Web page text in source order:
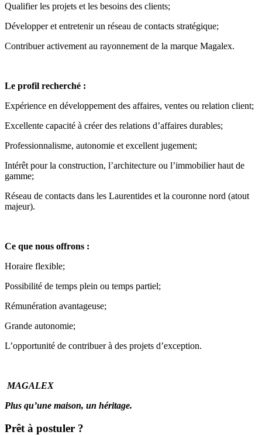
Qualifier les projets et les besoins des clients;
Développer et entretenir un réseau de contacts stratégique;
Contribuer activement au rayonnement de la marque Magalex.
Le profil recherché :
Expérience en développement des affaires, ventes ou relation client;
Excellente capacité à créer des relations d’affaires durables;
Professionnalisme, autonomie et excellent jugement;
Intérêt pour la construction, l’architecture ou l’immobilier haut de
gamme;
Réseau de contacts dans les Laurentides et la couronne nord (atout
majeur).
Ce que nous offrons :
Horaire flexible;
Possibilité de temps plein ou temps partiel;
Rémunération avantageuse;
Grande autonomie;
L’opportunité de contribuer à des projets d’exception.
MAGALEX
Plus qu’une maison, un héritage.
Prêt à postuler ?